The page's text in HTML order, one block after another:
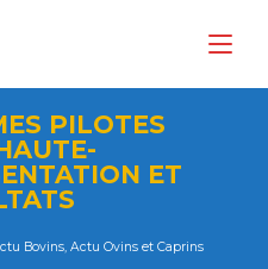
PILOTES
ET
Bovins,Actu Ovins et Caprins